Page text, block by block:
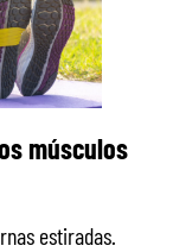
músculos
estiradas.